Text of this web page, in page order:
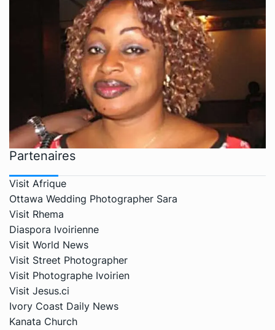
Partenaires
Visit Afrique
Ottawa Wedding Photographer Sara
Visit Rhema
Diaspora Ivoirienne
Visit World News
Visit Street Photographer
Visit Photographe Ivoirien
Visit Jesus.ci
Ivory Coast Daily News
Kanata Church